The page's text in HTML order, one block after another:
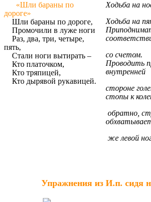
«Шли бараны по
дороге»
Шли бараны по дороге,
Промочили в луже ноги
Раз, два, три, четыре,
пять,
Стали ноги вытирать –
Кто платочком,
Кто тряпицей,
Кто дырявой рукавицей.
Ходьба на
Ходьба на
со счетом.
Проводить
внутренней
стороне
стопы к
обратно,
же левой
Упражнения из И.п. сидя